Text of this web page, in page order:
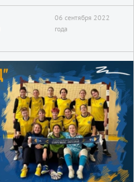
06 сентября 2022
года